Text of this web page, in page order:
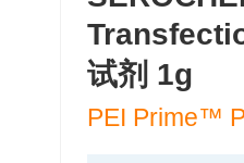
试剂 1g
PEI Prime™️